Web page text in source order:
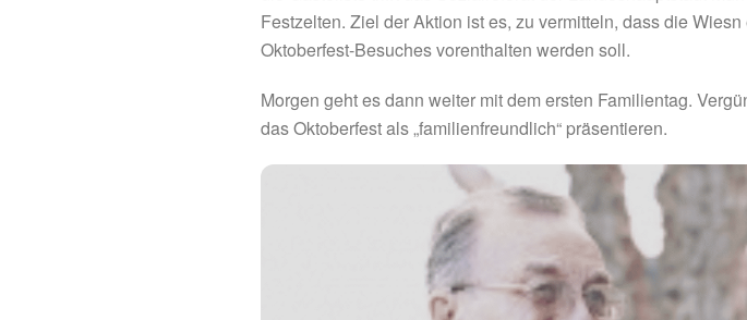
Festzelten. Ziel der Aktion ist es, zu vermitteln, dass die
Oktoberfest-Besuches vorenthalten werden soll.
Morgen geht es dann weiter mit dem ersten Familientag.
das Oktoberfest als „familienfreundlich“ präsentieren.